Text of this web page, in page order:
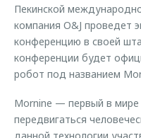
Пекинской
компания O&J проведет
конференцию в своей
конференции будет
робот под названием
Mornine — первый в мире
передвигаться